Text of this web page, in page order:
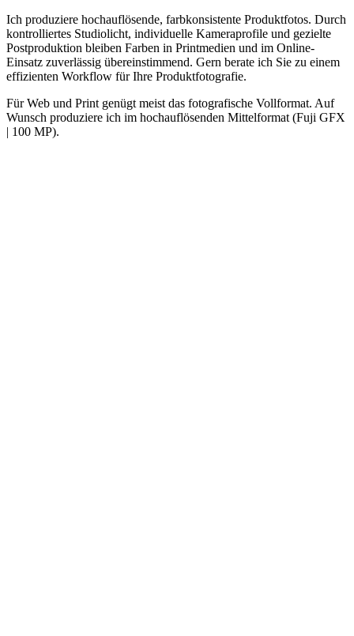
Ich produziere hochauflösende, farbkonsistente Produktfotos. Durch
kontrolliertes Studiolicht, individuelle Kameraprofile und gezielte
Postproduktion bleiben Farben in Printmedien und im Online-
Einsatz zuverlässig übereinstimmend. Gern berate ich Sie zu einem
effizienten Workflow für Ihre Produktfotografie.
Für Web und Print genügt meist das fotografische Vollformat. Auf
Wunsch produziere ich im hochauflösenden Mittelformat (Fuji GFX
| 100 MP).